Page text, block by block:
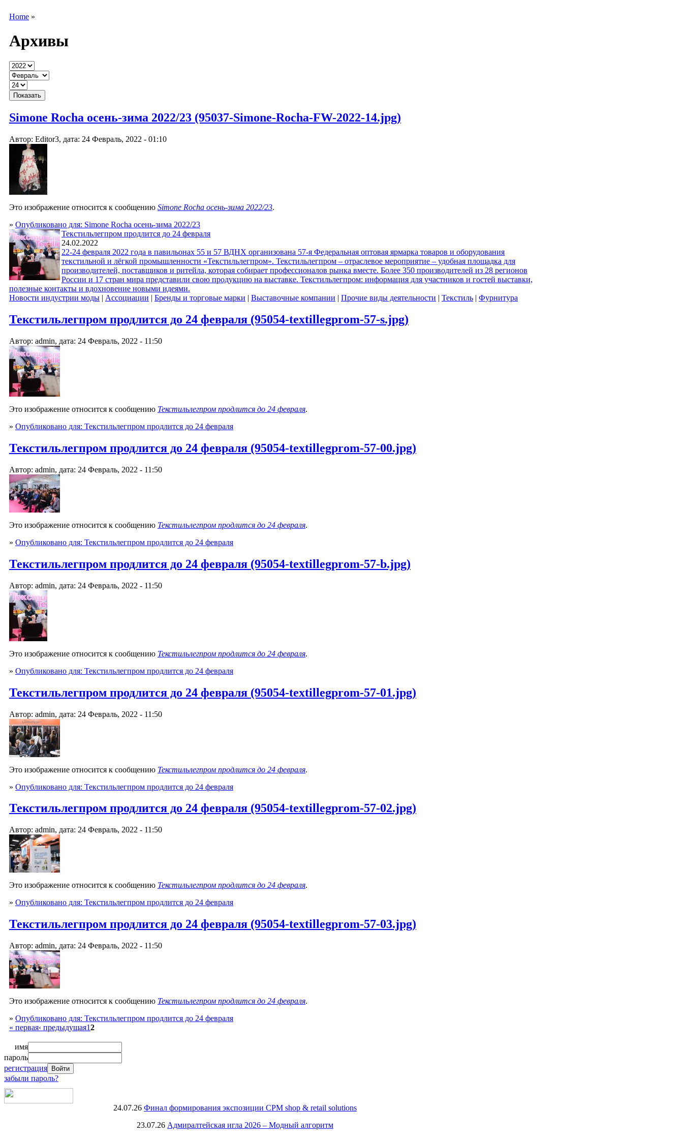
Home »
Архивы
Simone Rocha осень-зима 2022/23 (95037-Simone-Rocha-FW-2022-14.jpg)
Автор: Editor3, дата: 24 Февраль, 2022 - 01:10
Это изображение относится к сообщению Simone Rocha осень-зима 2022/23.
» Опубликовано для: Simone Rocha осень-зима 2022/23
Текстильлегпром продлится до 24 февраля
24.02.2022
22-24 февраля 2022 года в павильонах 55 и 57 ВДНХ организована 57-я Федеральная оптовая ярмарка товаров и оборудования
текстильной и лёгкой промышленности «Текстильлегпром». Текстильлегпром – отраслевое мероприятие – удобная площадка для
производителей, поставщиков и ритейла, которая собирает профессионалов рынка вместе. Более 350 производителей из 28 регионов
России и 17 стран мира представили свою продукцию на выставке. Текстильлегпром: информация для участников и гостей выставки,
полезные контакты и вдохновение новыми идеями.
Новости индустрии моды | Ассоциации | Бренды и торговые марки | Выставочные компании | Прочие виды деятельности | Текстиль | Фурнитура
Текстильлегпром продлится до 24 февраля (95054-textillegprom-57-s.jpg)
Автор: admin, дата: 24 Февраль, 2022 - 11:50
Это изображение относится к сообщению Текстильлегпром продлится до 24 февраля.
» Опубликовано для: Текстильлегпром продлится до 24 февраля
Текстильлегпром продлится до 24 февраля (95054-textillegprom-57-00.jpg)
Автор: admin, дата: 24 Февраль, 2022 - 11:50
Это изображение относится к сообщению Текстильлегпром продлится до 24 февраля.
» Опубликовано для: Текстильлегпром продлится до 24 февраля
Текстильлегпром продлится до 24 февраля (95054-textillegprom-57-b.jpg)
Автор: admin, дата: 24 Февраль, 2022 - 11:50
Это изображение относится к сообщению Текстильлегпром продлится до 24 февраля.
» Опубликовано для: Текстильлегпром продлится до 24 февраля
Текстильлегпром продлится до 24 февраля (95054-textillegprom-57-01.jpg)
Автор: admin, дата: 24 Февраль, 2022 - 11:50
Это изображение относится к сообщению Текстильлегпром продлится до 24 февраля.
» Опубликовано для: Текстильлегпром продлится до 24 февраля
Текстильлегпром продлится до 24 февраля (95054-textillegprom-57-02.jpg)
Автор: admin, дата: 24 Февраль, 2022 - 11:50
Это изображение относится к сообщению Текстильлегпром продлится до 24 февраля.
» Опубликовано для: Текстильлегпром продлится до 24 февраля
Текстильлегпром продлится до 24 февраля (95054-textillegprom-57-03.jpg)
Автор: admin, дата: 24 Февраль, 2022 - 11:50
Это изображение относится к сообщению Текстильлегпром продлится до 24 февраля.
» Опубликовано для: Текстильлегпром продлится до 24 февраля
« первая‹ предыдущая12
имя
пароль
регистрация
забыли пароль?
24.07.26 Финал формирования экспозиции CPM shop & retail solutions
23.07.26 Адмиралтейская игла 2026 – Модный алгоритм